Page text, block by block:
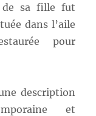
de sa fille fut
dans l’aile
pour
description
et